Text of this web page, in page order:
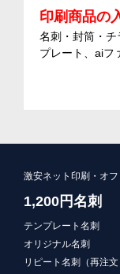
印刷商品の
名刺・封筒・
プレート、aiフ
激安ネット印刷・オ
1,200円名刺
テンプレート名刺
オリジナル名刺
リピート名刺（再注文